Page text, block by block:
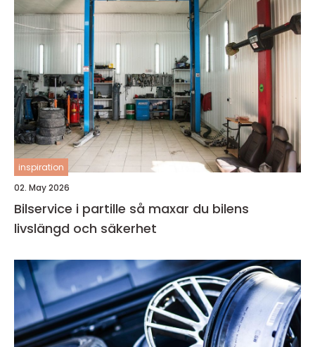
inspiration
02. May 2026
Bilservice i partille så maxar du bilens
livslängd och säkerhet